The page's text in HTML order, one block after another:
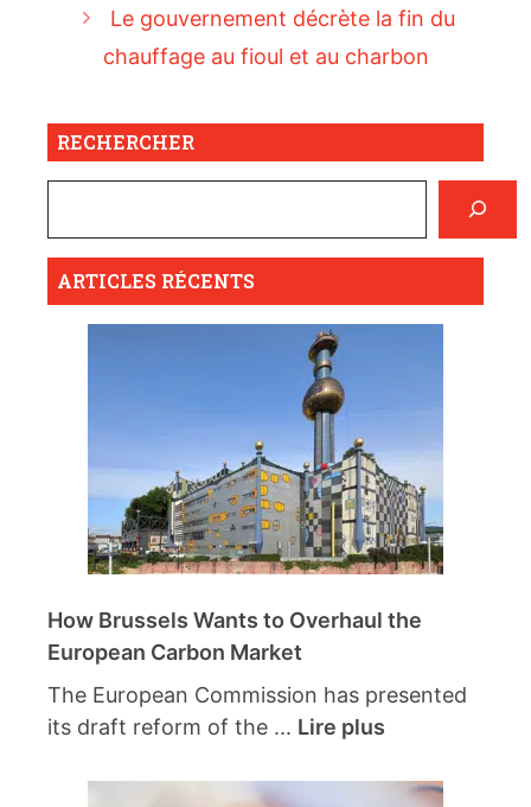
Le gouvernement décrète la fin du
chauffage au fioul et au charbon
RECHERCHER
ARTICLES RÉCENTS
How Brussels Wants to Overhaul the
European Carbon Market
The European Commission has presented
its draft reform of the ... Lire plus